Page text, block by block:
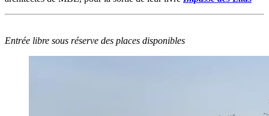
Entrée libre sous réserve des places disponibles